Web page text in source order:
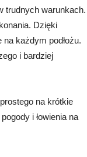
trudnych warunkach.
Dzięki
każdym podłożu.
i bardziej
na krótkie
i łowienia na